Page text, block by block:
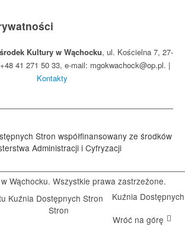
Kultury w Wąchocku, ul. Kościelna 7, 27-
41 271 50 33, e-mail: mgokwachock@op.pl. |
Kontakty
Stron współfinansowany ze środków
Administracji i Cyfryzacji
Wąchocku. Wszystkie prawa zastrzeżone.
Kuźnia Dostępnych
Stron
Wróć na górę